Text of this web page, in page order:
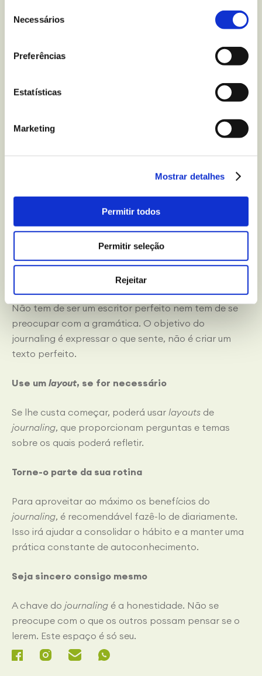
Necessários
Preferências
Estatísticas
Marketing
Mostrar detalhes
Permitir todos
Permitir seleção
Rejeitar
possa parecer uma prática
intimidante no início, na verdade é bastante simples
conselhos práticos para começar:
Estabeleça um horário e defina um período do dia
início ou ao fim do dia, num lugar tranquilo onde
aconteceu durante o dia. Num diário, não existem
Não tente escrever de forma perfeita
Não tem de ser um escritor perfeito nem tem de se
preocupar com a gramática. O objetivo do
journaling é expressar o que sente, não é criar um
texto perfeito.
Use um layout, se for necessário
Se lhe custa começar, poderá usar layouts de
journaling, que proporcionam perguntas e temas
sobre os quais poderá refletir.
Torne-o parte da sua rotina
Para aproveitar ao máximo os benefícios do
journaling, é recomendável fazê-lo de diariamente.
Isso irá ajudar a consolidar o hábito e a manter uma
prática constante de autoconhecimento.
Seja sincero consigo mesmo
A chave do journaling é a honestidade. Não se
preocupe com o que os outros possam pensar se o
lerem. Este espaço é só seu.